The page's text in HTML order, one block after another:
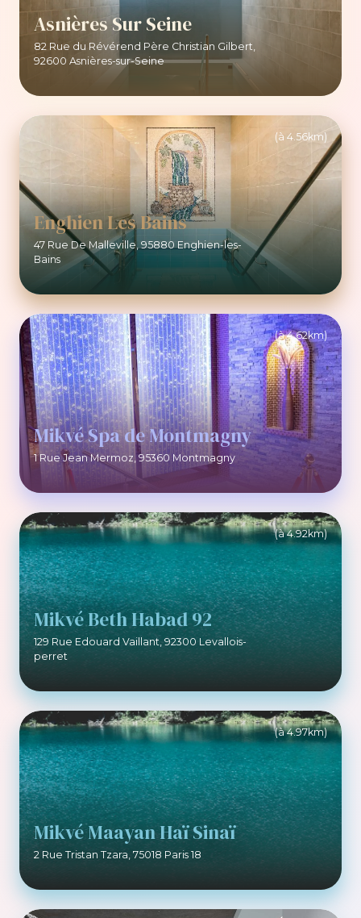
Asnières Sur Seine
82 Rue du Révérend Père Christian Gilbert,
92600 Asnières-sur-Seine
(à 4.56km)
Enghien Les Bains
47 Rue De Malleville, 95880 Enghien-les-
Bains
(à 4.62km)
Mikvé Spa de Montmagny
1 Rue Jean Mermoz, 95360 Montmagny
(à 4.92km)
Mikvé Beth Habad 92
129 Rue Edouard Vaillant, 92300 Levallois-
perret
(à 4.97km)
Mikvé Maayan Haï Sinaï
2 Rue Tristan Tzara, 75018 Paris 18